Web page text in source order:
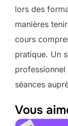
lors des
manières
cours
pratique. Un
séances
Vous